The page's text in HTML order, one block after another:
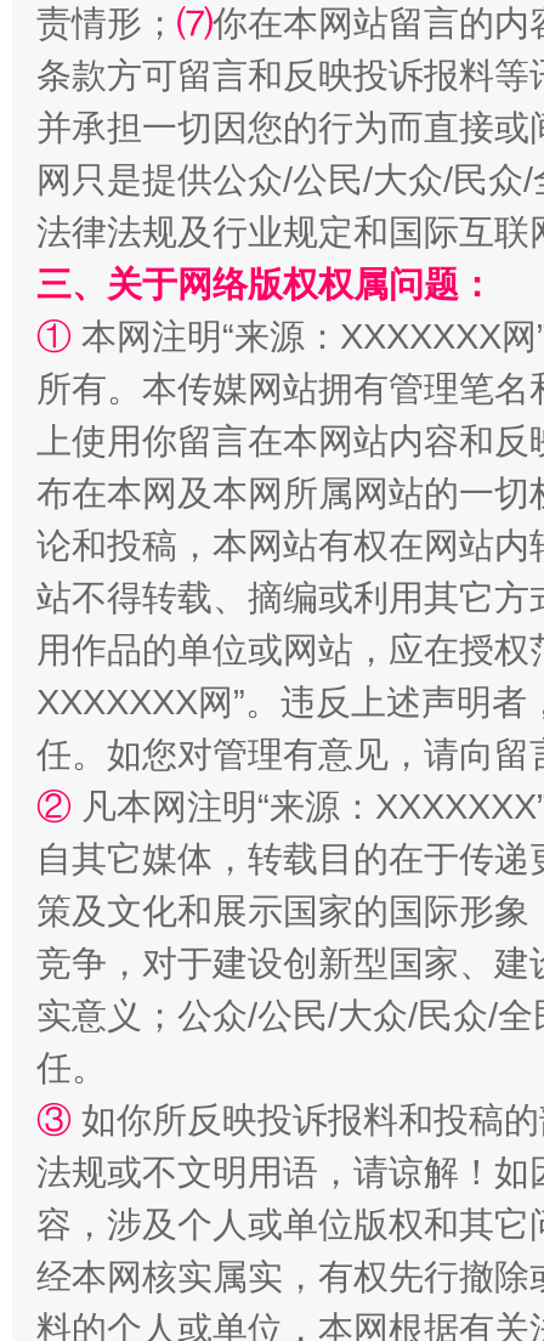
阿坝州三大球赛在茂县开幕 规模
国家大学科技园优化重塑工作
扯下公款旅游的“隐身衣” 如何以
“蜀中异人”王建安的艺术幻境
责情形； ⑺你在本网站留言的内
条款方可留言和反映投诉报料
并承担一切因您的行为而直接
网只是提供公众/公民/大众/民
法律法规及行业规定和国际互
三、关于网络版权权属问题：
① 本网注明“来源：XXXXXXX
所有。本传媒网站拥有管理笔
上使用你留言在本网站内容和
布在本网及本网所属网站的一
论和投稿，本网站有权在网站
站不得转载、摘编或利用其它
用作品的单位或网站，应在授
XXXXXXX网”。违反上述声明
任。如您对管理有意见，请向
② 凡本网注明“来源：
自其它媒体，转载目的在于传
策及文化和展示国家的国际形
竞争，对于建设创新型国家、
实意义；公众/公民/大众/民众/
任。
③ 如你所反映投诉报料和投稿
法规或不文明用语，请谅解！
容，涉及个人或单位版权和其它
经本网核实属实，有权先行撤
料的个人或单位，本网根据有